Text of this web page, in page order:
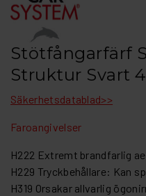
Stötfångarfärf
Struktur Svart
Säkerhetsdatablad>>
Faroangivelser
H222 Extremt brandfarlig
H229 Tryckbehållare: Kan
H319 Orsakar allvarlig